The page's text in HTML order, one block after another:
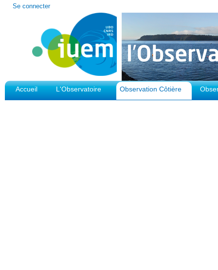
Outils
Se connecter
Accueil L'Observatoire Observation Côtière